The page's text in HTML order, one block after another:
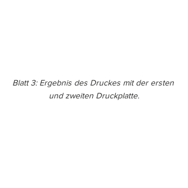
Blatt 3: Ergebnis des Druckes mit der ersten
und zweiten Druckplatte.